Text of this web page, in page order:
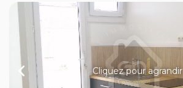
Estimation
L'agence
Contact
Cliquez pour agrandir